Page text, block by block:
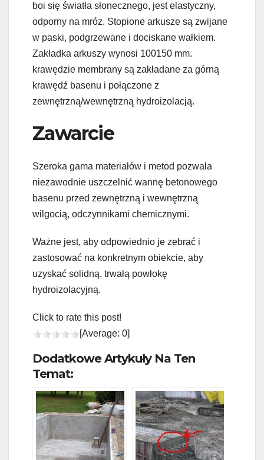
boi się światła słonecznego, jest elastyczny,
odporny na mróz. Stopione arkusze są zwijane
w paski, podgrzewane i dociskane wałkiem.
Zakładka arkuszy wynosi 100150 mm.
krawędzie membrany są zakładane za górną
krawędź basenu i połączone z
zewnętrzną/wewnętrzną hydroizolacją.
Zawarcie
Szeroka gama materiałów i metod pozwala
niezawodnie uszczelnić wannę betonowego
basenu przed zewnętrzną i wewnętrzną
wilgocią, odczynnikami chemicznymi.
Ważne jest, aby odpowiednio je zebrać i
zastosować na konkretnym obiekcie, aby
uzyskać solidną, trwałą powłokę
hydroizolacyjną.
Click to rate this post!
[Average: 0]
Dodatkowe Artykuły Na Ten
Temat: